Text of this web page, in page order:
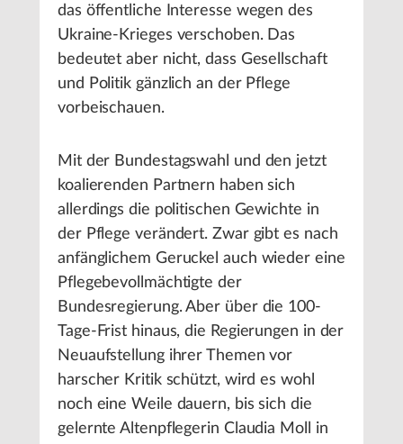
das öffentliche Interesse wegen des
Ukraine-Krieges verschoben. Das
bedeutet aber nicht, dass Gesellschaft
und Politik gänzlich an der Pflege
vorbeischauen.
Mit der Bundestagswahl und den jetzt
koalierenden Partnern haben sich
allerdings die politischen Gewichte in
der Pflege verändert. Zwar gibt es nach
anfänglichem Geruckel auch wieder eine
Pflegebevollmächtigte der
Bundesregierung. Aber über die 100-
Tage-Frist hinaus, die Regierungen in der
Neuaufstellung ihrer Themen vor
harscher Kritik schützt, wird es wohl
noch eine Weile dauern, bis sich die
gelernte Altenpflegerin Claudia Moll in